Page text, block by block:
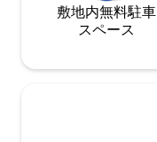
敷地内無料駐⁠車
ス⁠ペ⁠ー⁠ス